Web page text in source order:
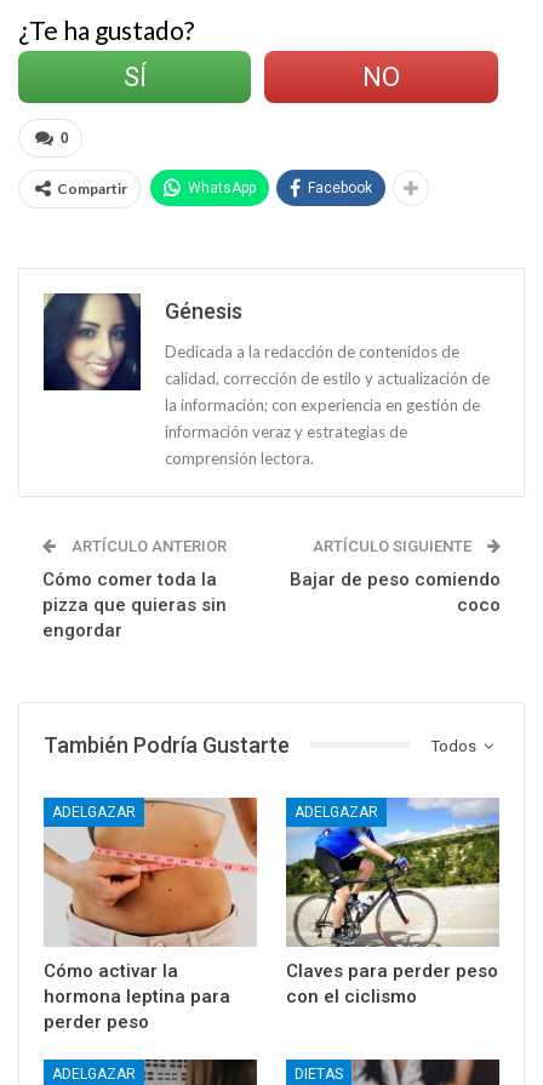
¿Te ha gustado?
SÍ
NO
0
Compartir WhatsApp Facebook
Génesis
Dedicada a la redacción de contenidos de
calidad, corrección de estilo y actualización de
la información; con experiencia en gestión de
información veraz y estrategias de
comprensión lectora.
ARTÍCULO ANTERIOR
Cómo comer toda la
pizza que quieras sin
engordar
ARTÍCULO SIGUIENTE
Bajar de peso comiendo
coco
Todos
También Podría Gustarte
ADELGAZAR
Cómo activar la
hormona leptina para
perder peso
ADELGAZAR
Claves para perder peso
con el ciclismo
ADELGAZAR DIETAS